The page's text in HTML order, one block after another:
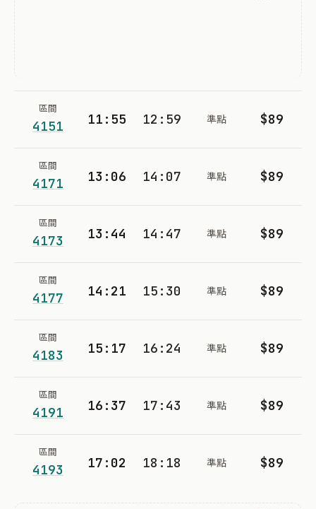
區間
4151 11:55 12:59 準點 $89
區間
4171 13:06 14:07 準點 $89
區間
4173 13:44 14:47 準點 $89
區間
4177 14:21 15:30 準點 $89
區間
4183 15:17 16:24 準點 $89
區間
4191 16:37 17:43 準點 $89
區間
4193 17:02 18:18 準點 $89